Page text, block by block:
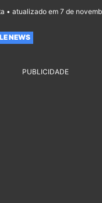
• atualizado em 7 de
NEWS
PUBLICIDADE